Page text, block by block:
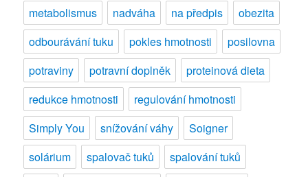
metabolismus
nadváha na předpis
obezita
odbourávání tuku
pokles hmotnosti
posilovna
potraviny
potravní doplněk
proteinová dieta
redukce hmotnosti
regulování hmotnosti
Simply You
snížování váhy
Soigner
solárium
spalovač tuků
spalování tuků